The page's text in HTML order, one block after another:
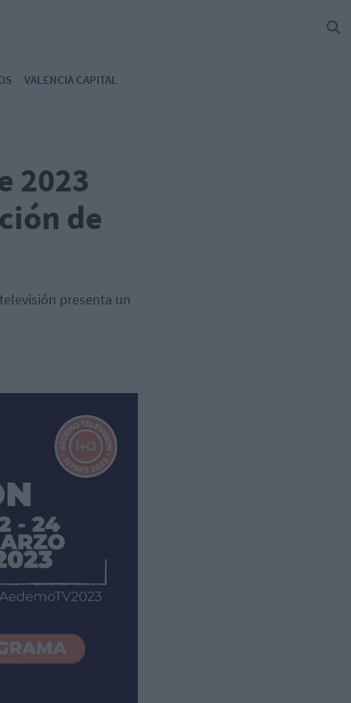
VALENCIA CAPITAL
2023
de
presenta un